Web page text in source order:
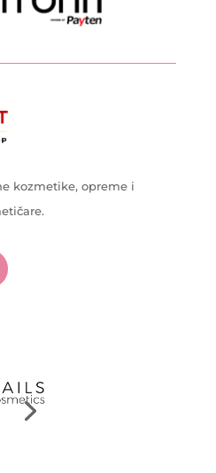
kozmetike, opreme i